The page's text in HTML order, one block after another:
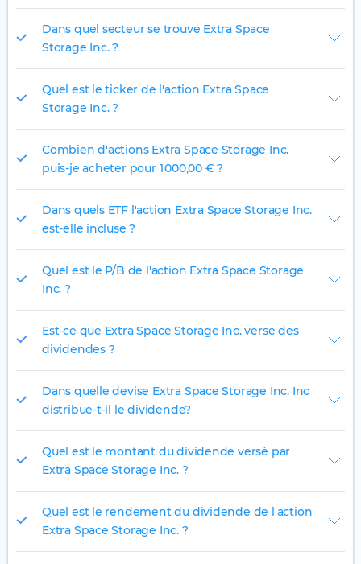
Dans quel secteur se trouve Extra Space
Storage Inc. ?
Quel est le ticker de l'action Extra Space
Storage Inc. ?
Combien d'actions Extra Space Storage Inc.
puis-je acheter pour 1 000,00 € ?
Dans quels ETF l'action Extra Space Storage Inc.
est-elle incluse ?
Quel est le P/B de l'action Extra Space Storage
Inc. ?
Est-ce que Extra Space Storage Inc. verse des
dividendes ?
Dans quelle devise Extra Space Storage Inc. Inc
distribue-t-il le dividende?
Quel est le montant du dividende versé par
Extra Space Storage Inc. ?
Quel est le rendement du dividende de l'action
Extra Space Storage Inc. ?